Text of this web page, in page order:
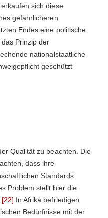
sich diese
gefährlicheren
Endes eine politische
Prinzip der
nationalstaatliche
geschützt
Qualität zu beachten. Die
dass ihre
Standards
Problem stellt hier die
[22] In Afrika befriedigen
Bedürfnisse mit der